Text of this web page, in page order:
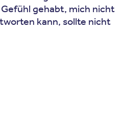
gehabt, mich nicht
kann, sollte nicht